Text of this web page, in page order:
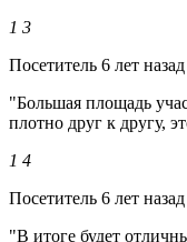
1 3
Посетитель 6 лет назад
"Большая площадь
плотно друг к другу,
1 4
Посетитель 6 лет назад
"В итоге будет